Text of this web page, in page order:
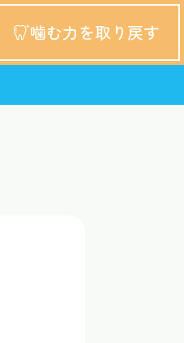
噛む力を取り戻す